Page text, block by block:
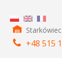
+48 515